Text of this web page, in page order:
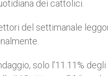
dei cattolici.
del settimanale
solo l’11.11%